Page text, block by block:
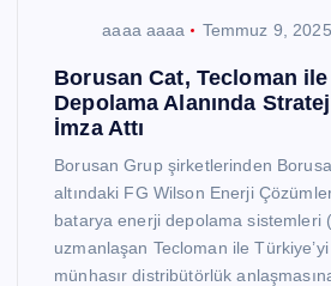
aaaa aaaa Temmuz 9, 2025
Borusan Cat, Tecloman
Depolama Alanında
İmza Attı
Borusan Grup şirketlerinden
altındaki FG Wilson Enerji
batarya enerji depolama sistemleri
uzmanlaşan Tecloman ile
münhasır distribütörlük